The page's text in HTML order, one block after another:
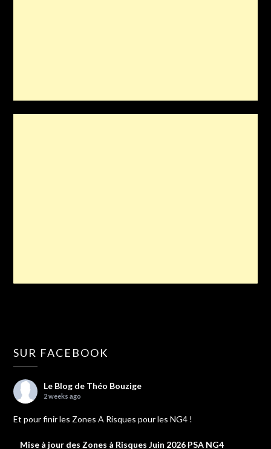
SUR FACEBOOK
Le Blog de Théo Bouzige
2 weeks ago
Et pour finir les Zones A Risques pour les NG4 !
Mise à jour des Zones à Risques Juin 2026 PSA NG4